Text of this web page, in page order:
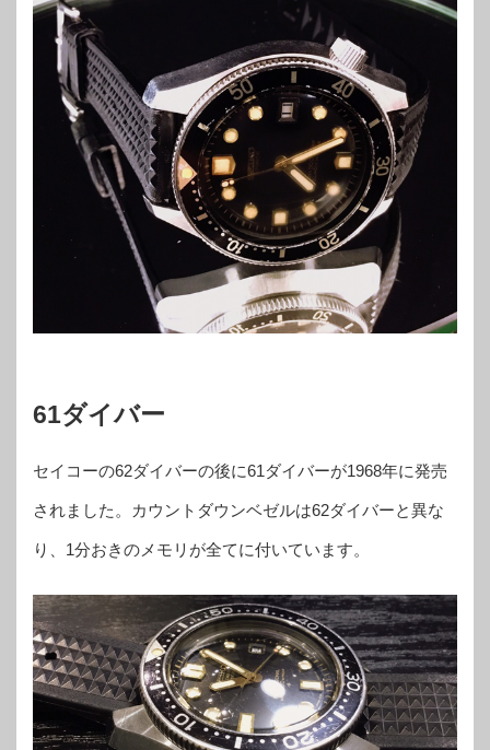
61ダイバー
セイコーの62ダイバーの後に61ダイバーが1968年に発売
されました。カウントダウンベゼルは62ダイバーと異な
り、1分おきのメモリが全てに付いています。